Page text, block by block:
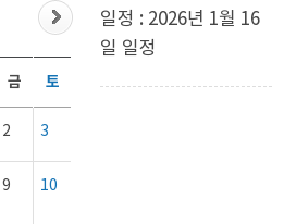
금 토
2 3
9 10
일정 : 2026년 1월 16
일 일정